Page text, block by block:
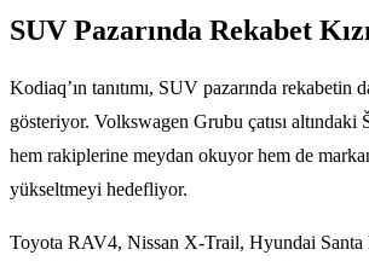
SUV Pazarında Rekabet
Kodiaq’ın tanıtımı, SUV pazarında rekabetin
gösteriyor. Volkswagen Grubu çatısı altındaki
hem rakiplerine meydan okuyor hem de
yükseltmeyi hedefliyor.
Toyota RAV4, Nissan X-Trail, Hyundai Santa